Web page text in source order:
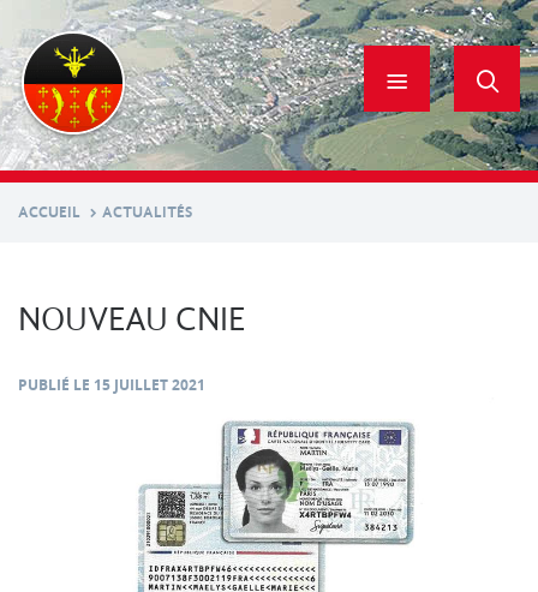
contenu
principal
ACCUEIL ACTUALITÉS
NOUVEAU CNIE
PUBLIÉ LE 15 JUILLET 2021